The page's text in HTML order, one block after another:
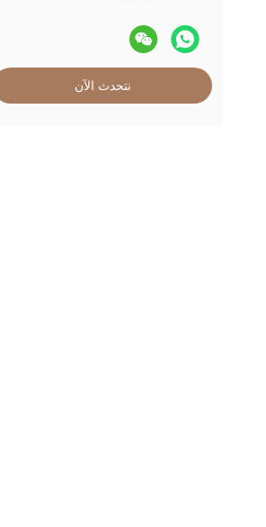
نتحدث الآن